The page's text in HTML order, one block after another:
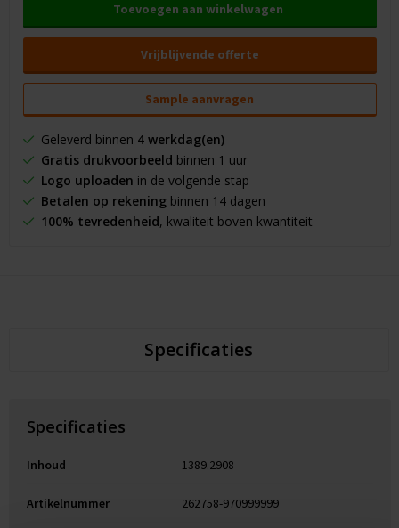
Toevoegen aan winkelwagen
Vrijblijvende offerte
Sample aanvragen
Geleverd binnen 4 werkdag(en)
Gratis drukvoorbeeld binnen 1 uur
Logo uploaden in de volgende stap
Betalen op rekeningbinnen 14 dagen
100% tevredenheid, kwaliteit boven kwantiteit
Specificaties
Specificaties
Inhoud 1389.2908
Artikelnummer 262758-970999999